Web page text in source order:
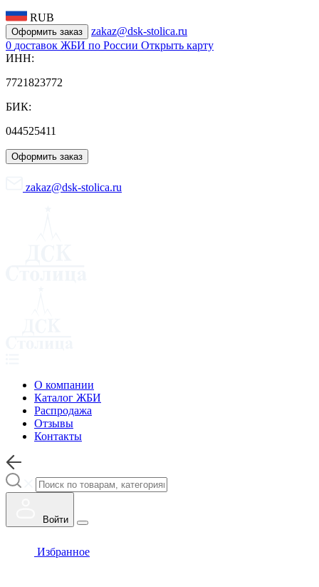
RUB
Оформить заказ
zakaz@dsk-stolica.ru
0 доставок ЖБИ по России Открыть карту
ИНН:
7721823772
БИК:
044525411
Оформить заказ
zakaz@dsk-stolica.ru
О компании
Каталог ЖБИ
Распродажа
Отзывы
Контакты
Войти
Избранное